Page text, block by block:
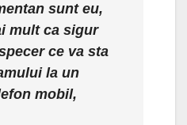
sunt eu,
mult ca sigur
ce va sta
la un
mobil,